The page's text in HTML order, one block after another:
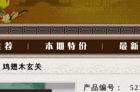
鸡翅木玄关
产品编号：